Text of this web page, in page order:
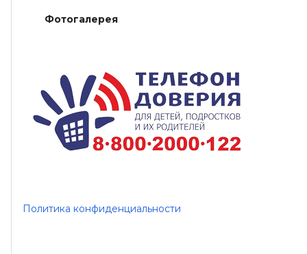
Фотогалерея
Политика конфиденциальности